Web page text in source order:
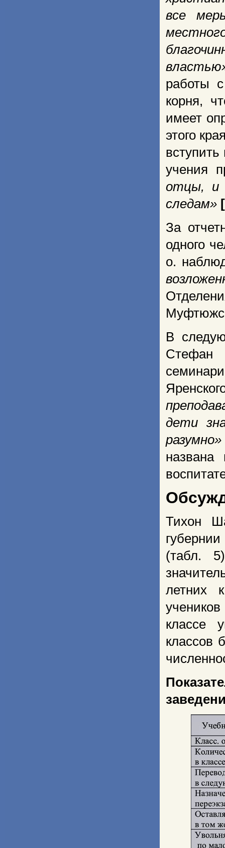
все
работы
корня,
имеет
этого
учения
отцы, и
следам»
За
одного
о.
В
Стефан
дети
разумно»
Тихон
(табл.
летних
классе
классов